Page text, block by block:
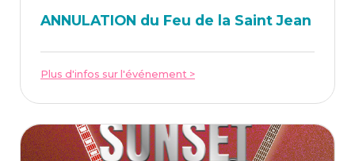
ANNU­LA­TION du Feu de la Saint Jean
Plus d'infos sur l'événement >